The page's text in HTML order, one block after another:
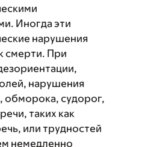
Иногда эти
нарушения
смерти. При
нарушения
обморока, судорог,
таких как
или трудностей
немедленно